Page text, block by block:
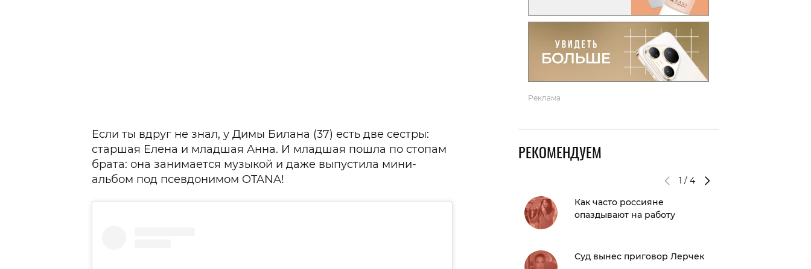
Если ты вдруг не знал, у Димы Билана (37) есть две сестры:
старшая Елена и младшая Анна. И младшая пошла по стопам
брата: она занимается музыкой и даже выпустила мини-
альбом под псевдонимом OTANA!
Реклама
РЕКОМЕНДУЕМ
1 /4
Как часто россияне
опаздывают на работу
Суд вынес приговор Лерчек